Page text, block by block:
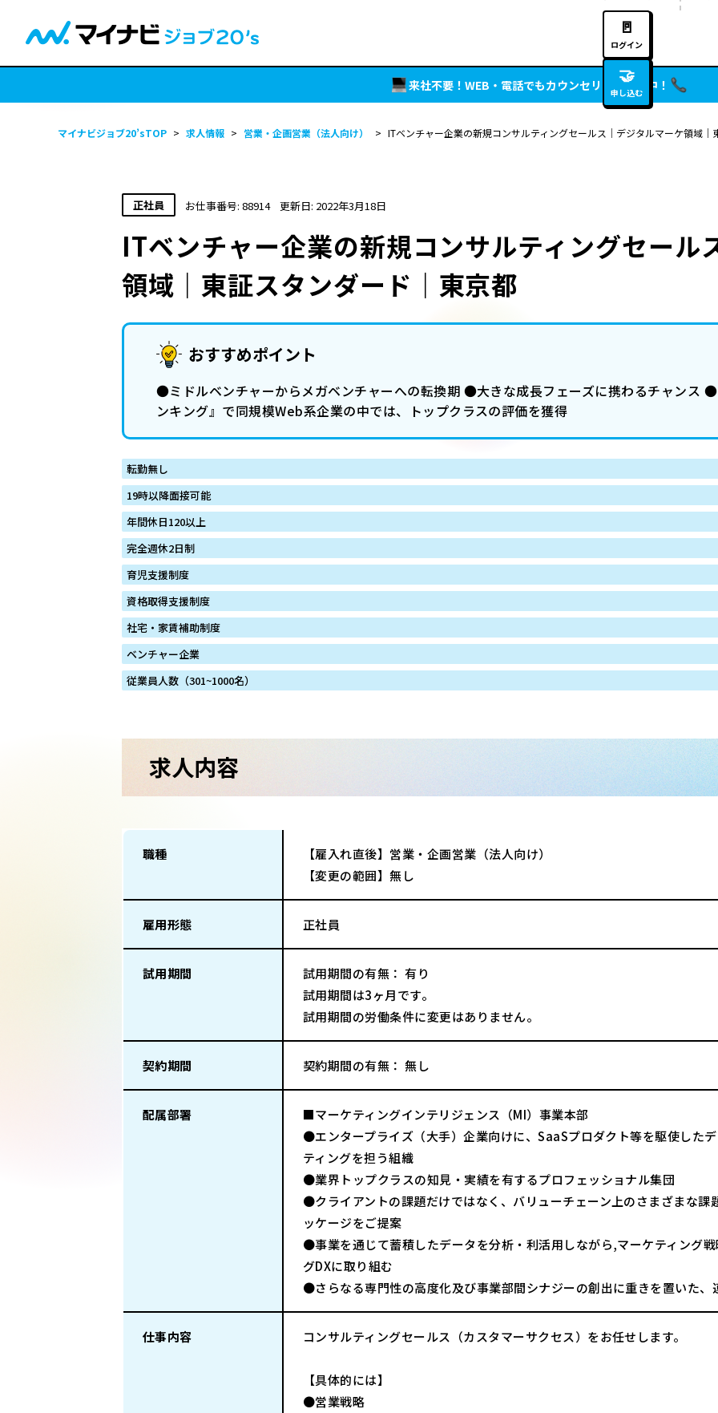
🚪
ログイン
🤝
申し込む
来社不要！WEB・電話でもカウンセリング実施中！
マイナビジョブ20’sTOP > 求人情報 > 営業・企画営業（法人向け） > ITベンチャー企業の新規コンサルティングセールス｜デジタルマーケ領域｜
正社員 お仕事番号: 88914 更新日: 2022年3月18日
ITベンチャー企業の新規コンサルティングセール
領域｜東証スタンダード｜東京都
おすすめポイント
●ミドルベンチャーからメガベンチャーへの転換期 ●大きな成長フェーズに携わるチャンス
ンキング』で同規模Web系企業の中では、トップクラスの評価を獲得
転勤無し
19時以降面接可能
年間休日120以上
完全週休2日制
育児支援制度
資格取得支援制度
社宅・家賃補助制度
ベンチャー企業
従業員人数（301~1000名）
求人内容
職種
【雇入れ直後】営業・企画営業（法人向け）
【変更の範囲】無し
雇用形態 正社員
試用期間
試用期間の有無： 有り
試用期間は3ヶ月です。
試用期間の労働条件に変更はありません。
契約期間 契約期間の有無： 無し
配属部署
■マーケティングインテリジェンス（MI）事業本部
●エンタープライズ（大手）企業向けに、SaaSプロダクト等を駆使した
ティングを担う組織
●業界トップクラスの知見・実績を有するプロフェッショナル集団
●クライアントの課題だけではなく、バリューチェーン上のさまざまな課
ッケージをご提案
●事業を通じて蓄積したデータを分析・利活用しながら,マーケティング
グDXに取り組む
●さらなる専門性の高度化及び事業部間シナジーの創出に重きを置いた、
仕事内容 コンサルティングセールス（カスタマーサクセス）をお任せします。
【具体的には】
●営業戦略